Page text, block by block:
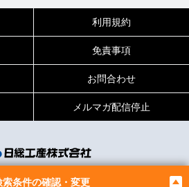
索条件の確認・変更
利用規約
免責事項
お問合わせ
メルマガ配信停止